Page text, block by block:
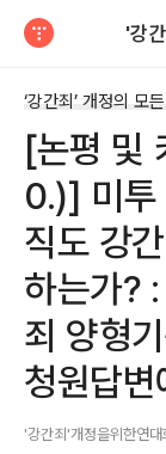
‘강간죄’ 개정의 모
[논평 및
0.)] 미투
직도 강
하는가?
죄 양형
청원답변
'강간죄'개정을위한연대